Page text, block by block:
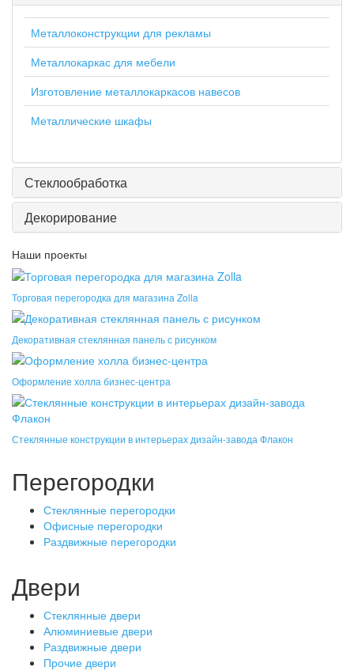
Металлоконструкции для рекламы
Металлокаркас для мебели
Изготовление металлокаркасов навесов
Металлические шкафы
Стеклообработка
Декорирование
Наши проекты
Торговая перегородка для магазина Zolla
Декоративная стеклянная панель с рисунком
Оформление холла бизнес-центра
Стеклянные конструкции в интерьерах дизайн-завода Флакон
Перегородки
Стеклянные перегородки
Офисные перегородки
Раздвижные перегородки
Двери
Стеклянные двери
Алюминиевые двери
Раздвижные двери
Прочие двери